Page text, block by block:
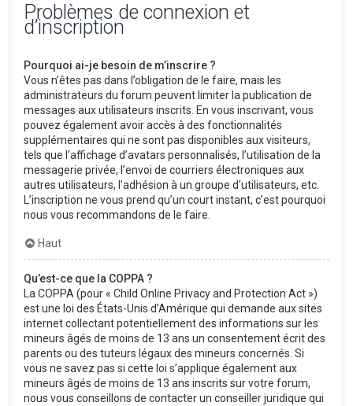
Problèmes de connexion et
d’inscription
Pourquoi ai-je besoin de m’inscrire ?
Vous n’êtes pas dans l’obligation de le faire, mais les
administrateurs du forum peuvent limiter la publication de
messages aux utilisateurs inscrits. En vous inscrivant, vous
pouvez également avoir accès à des fonctionnalités
supplémentaires qui ne sont pas disponibles aux visiteurs,
tels que l’affichage d’avatars personnalisés, l’utilisation de la
messagerie privée, l’envoi de courriers électroniques aux
autres utilisateurs, l’adhésion à un groupe d’utilisateurs, etc.
L’inscription ne vous prend qu’un court instant, c’est pourquoi
nous vous recommandons de le faire.
Haut
Qu’est-ce que la COPPA ?
La COPPA (pour « Child Online Privacy and Protection Act »)
est une loi des États-Unis d’Amérique qui demande aux sites
internet collectant potentiellement des informations sur les
mineurs âgés de moins de 13 ans un consentement écrit des
parents ou des tuteurs légaux des mineurs concernés. Si
vous ne savez pas si cette loi s’applique également aux
mineurs âgés de moins de 13 ans inscrits sur votre forum,
nous vous conseillons de contacter un conseiller juridique qui